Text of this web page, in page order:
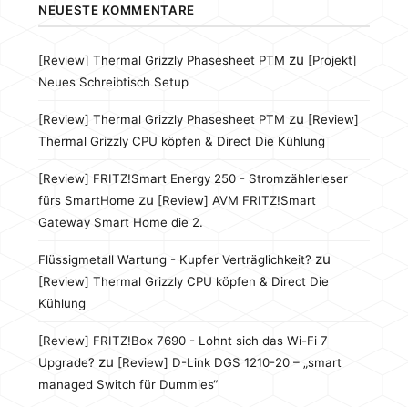
NEUESTE KOMMENTARE
[Review] Thermal Grizzly Phasesheet PTM zu [Projekt]
Neues Schreibtisch Setup
[Review] Thermal Grizzly Phasesheet PTM zu [Review]
Thermal Grizzly CPU köpfen & Direct Die Kühlung
[Review] FRITZ!Smart Energy 250 - Stromzählerleser
fürs SmartHome zu [Review] AVM FRITZ!Smart
Gateway Smart Home die 2.
Flüssigmetall Wartung - Kupfer Verträglichkeit? zu
[Review] Thermal Grizzly CPU köpfen & Direct Die
Kühlung
[Review] FRITZ!Box 7690 - Lohnt sich das Wi-Fi 7
Upgrade? zu [Review] D-Link DGS 1210-20 – „smart
managed Switch für Dummies“